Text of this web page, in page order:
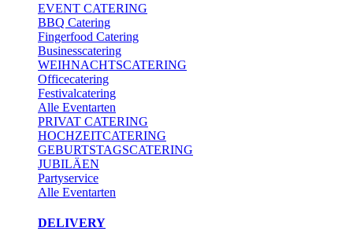
EVENT CATERING
BBQ Catering
Fingerfood Catering
Businesscatering
WEIHNACHTSCATERING
Officecatering
Festivalcatering
Alle Eventarten
PRIVAT CATERING
HOCHZEITCATERING
GEBURTSTAGSCATERING
JUBILÄEN
Partyservice
Alle Eventarten
DELIVERY